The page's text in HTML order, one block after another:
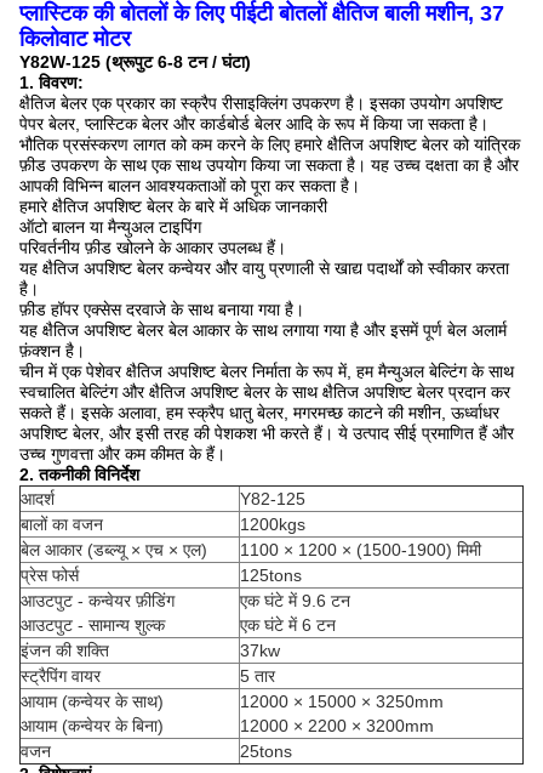
प्लास्टिक की बोतलों के लिए पीईटी बोतलों क्षैतिज बाली मशीन, 37
किलोवाट मोटर
Y82W-125 (थ्रूपुट 6-8 टन / घंटा)
1. विवरण:
क्षैतिज बेलर एक प्रकार का स्क्रैप रीसाइक्लिंग उपकरण है। इसका उपयोग अपशिष्ट
पेपर बेलर, प्लास्टिक बेलर और कार्डबोर्ड बेलर आदि के रूप में किया जा सकता है।
भौतिक प्रसंस्करण लागत को कम करने के लिए हमारे क्षैतिज अपशिष्ट बेलर को यांत्रिक
फ़ीड उपकरण के साथ एक साथ उपयोग किया जा सकता है। यह उच्च दक्षता का है और
आपकी विभिन्न बालन आवश्यकताओं को पूरा कर सकता है।
हमारे क्षैतिज अपशिष्ट बेलर के बारे में अधिक जानकारी
ऑटो बालन या मैन्युअल टाइपिंग
परिवर्तनीय फ़ीड खोलने के आकार उपलब्ध हैं।
यह क्षैतिज अपशिष्ट बेलर कन्वेयर और वायु प्रणाली से खाद्य पदार्थों को स्वीकार करता
है।
फ़ीड हॉपर एक्सेस दरवाजे के साथ बनाया गया है।
यह क्षैतिज अपशिष्ट बेलर बेल आकार के साथ लगाया गया है और इसमें पूर्ण बेल अलार्म
फ़ंक्शन है।
चीन में एक पेशेवर क्षैतिज अपशिष्ट बेलर निर्माता के रूप में, हम मैन्युअल बेल्टिंग के साथ
स्वचालित बेल्टिंग और क्षैतिज अपशिष्ट बेलर के साथ क्षैतिज अपशिष्ट बेलर प्रदान कर
सकते हैं। इसके अलावा, हम स्क्रैप धातु बेलर, मगरमच्छ काटने की मशीन, ऊर्ध्वाधर
अपशिष्ट बेलर, और इसी तरह की पेशकश भी करते हैं। ये उत्पाद सीई प्रमाणित हैं और
उच्च गुणवत्ता और कम कीमत के हैं।
2. तकनीकी विनिर्देश
आदर्श
Y82-125
बालों का वजन
1200kgs
बेल आकार (डब्ल्यू × एच × एल)
1100 × 1200 × (1500-1900) मिमी
प्रेस फोर्स
125tons
आउटपुट - कन्वेयर फ़ीडिंग
आउटपुट - सामान्य शुल्क
एक घंटे में 9.6 टन
एक घंटे में 6 टन
इंजन की शक्ति
37kw
स्ट्रैपिंग वायर
5 तार
आयाम (कन्वेयर के साथ)
आयाम (कन्वेयर के बिना)
12000 × 15000 × 3250mm
12000 × 2200 × 3200mm
वजन
25tons